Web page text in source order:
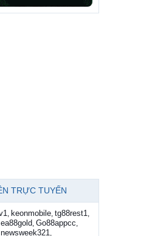
TRỰC TUYẾN
, keonmobile, tg88rest1,
ea88gold, Go88appcc,
newsweek321,